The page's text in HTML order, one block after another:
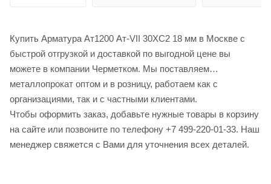
Купить Арматура Ат1200 Ат-VII 30ХС2 18 мм в Москве с
быстрой отгрузкой и доставкой по выгодной цене вы
можете в компании Черметком. Мы поставляем
металлопрокат оптом и в розницу, работаем как с
организациями, так и с частными клиентами.
Чтобы оформить заказ, добавьте нужные товары в корзину
на сайте или позвоните по телефону +7 499-220-01-33. Наш
менеджер свяжется с Вами для уточнения всех деталей.